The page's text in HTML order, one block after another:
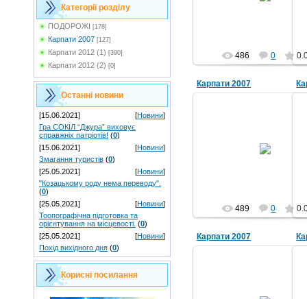
Категорії розділу
ПОДОРОЖІ [178]
Карпати 2007 [127]
Карпати 2012 (1) [390]
Карпати 2012 (2) [0]
Останні новини
[15.06.2021] [Новини]
Гра СОКІЛ “Джура” виховує
справжніх патріотів! (0)
[15.06.2021]
[Новини]
Змагання туристів (0)
[25.05.2021]
[Новини]
"Козацькому роду нема переводу".
(0)
[25.05.2021]
[Новини]
Тоопографічна підготовка та
орієнтування на місцевості. (0)
[25.05.2021]
[Новини]
Похід вихідного дня (0)
Корисні посилання
486 0
Карпати 2007
489 0
Карпати 2007